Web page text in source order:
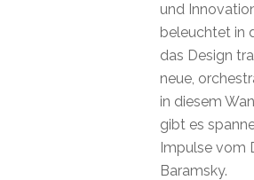
und
beleuchtet in
das Design
neue,
in diesem
gibt es
Impulse vom
Baramsky.